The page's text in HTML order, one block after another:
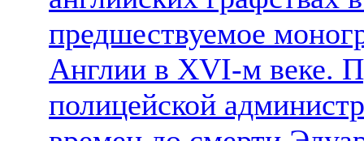
предшествуемое
Англии в XVI-м веке.
полицейской